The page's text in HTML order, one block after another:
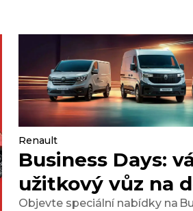
Renault
Business Days:
užitkový vůz na
Objevte speciální nabídky na